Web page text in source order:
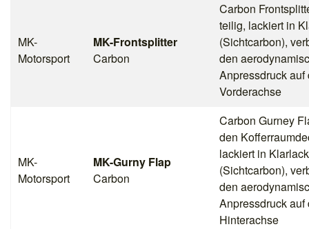
MK-
Motorsport
MK-Frontsplitter
Carbon
Carbon
teilig, lackiert in
(Sichtcarbon),
den
Anpressdruck auf
Vorderachse
MK-
Motorsport
MK-Gurny Flap
Carbon
Carbon Gurney
den
lackiert in Klarlack
(Sichtcarbon),
den
Anpressdruck auf
Hinterachse